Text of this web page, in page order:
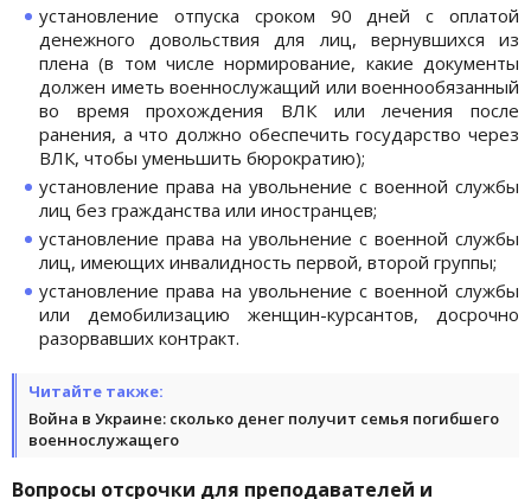
установление отпуска сроком 90 дней с оплатой
денежного довольствия для лиц, вернувшихся из
плена (в том числе нормирование, какие документы
должен иметь военнослужащий или военнообязанный
во время прохождения ВЛК или лечения после
ранения, а что должно обеспечить государство через
ВЛК, чтобы уменьшить бюрократию);
установление права на увольнение с военной службы
лиц без гражданства или иностранцев;
установление права на увольнение с военной службы
лиц, имеющих инвалидность первой, второй группы;
установление права на увольнение с военной службы
или демобилизацию женщин-курсантов, досрочно
разорвавших контракт.
Читайте также:
Война в Украине: сколько денег получит семья погибшего
военнослужащего
Вопросы отсрочки для преподавателей и